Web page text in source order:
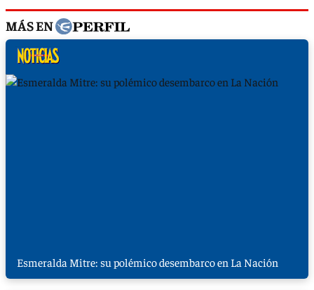
MÁS EN
Esmeralda Mitre: su polémico desembarco en La Nación